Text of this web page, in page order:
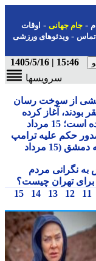
جام جهانی-اوقات
-ویدئوهای ورزشی
15:46 | 1405/5/16
سرویسها
بخشی از سوخت رسان
آغاز کرده
حکم علیه ترامپ
انفجار خودروی بمب گذاری شده در حومه دمشق (15 مرداد
نگرانی مردم
تهران چیست؟
12
13
14
15